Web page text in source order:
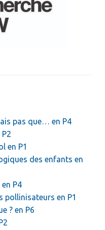
pas que… en P4
en P1
des enfants en
P4
pollinisateurs en P1
? en P6